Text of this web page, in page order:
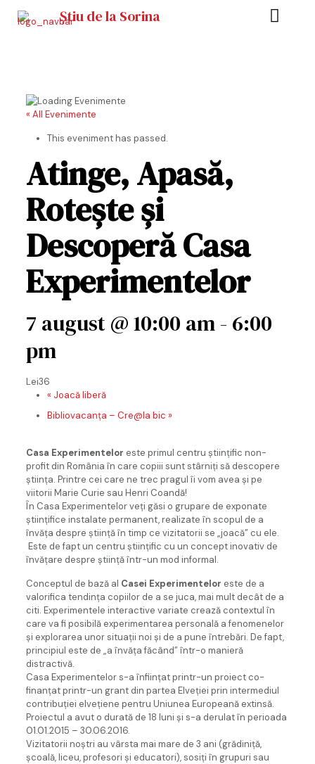
Știu de la Sorina
« All Evenimente
This eveniment has passed.
Atinge, Apasă,
Rotește și
Descoperă Casa
Experimentelor
7 august @ 10:00 am- 6:00
pm
Lei36
« Joacă liberă
Bibliovacanța – Cre@la bic »
Casa Experimentelor este primul centru ştiinţific non-
profit din România în care copiii sunt stârniți să descopere
știința. Printre cei care ne trec pragul îi vom avea și pe
viitorii Marie Curie sau Henri Coandă!
În Casa Experimentelor veți găsi o grupare de exponate
ştiinţifice instalate permanent, realizate în scopul de a
învăţa despre ştiinţă în timp ce vizitatorii se „joacă” cu ele.
Este de fapt un centru ştiinţific cu un concept inovativ de
învăţare despre ştiinţă într-un mod informal.
Conceptul de bază al Casei Experimentelor este de a
valorifica tendinţa copiilor de a se juca, mai mult decât de a
citi. Experimentele interactive variate crează contextul în
care va fi posibilă experimentarea personală a fenomenelor
şi explorarea unor situaţii noi şi de a pune întrebări. De fapt,
principiul este de „a învăţa făcând” într-o manieră
distractivă.
Casa Experimentelor s-a înființat printr-un proiect co-
finanțat printr-un grant din partea Elveției prin intermediul
contribuției elvețiene pentru Uniunea Europeană extinsă.
Proiectul a avut o durată de 18 luni și s-a derulat în perioada
01.01.2015 – 30.06.2016.
Vizitatorii noștri au vârsta mai mare de 3 ani (grădiniţă,
şcoală, liceu, profesori şi educatori), sosiți în grupuri sau